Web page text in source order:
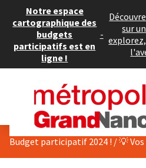
Notre espace
cartographique des
budgets
participatifs est en
ligne !
-
sur
Budget participatif 2024 ! /💡